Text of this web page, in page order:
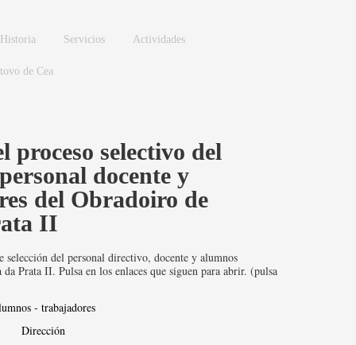
Historia Servicios Actividades
de Cea
proceso selectivo del
docente y
del Obradoiro de
II
selección del personal directivo, docente y alumnos
Prata II. Pulsa en los enlaces que siguen para abrir. (pulsa
- trabajadores
Dirección